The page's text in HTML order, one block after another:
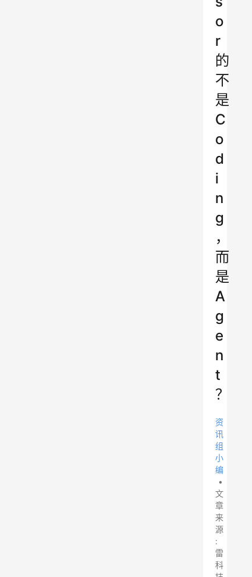
o
r
的
不
是
C
o
d
i
n
g
，
而
是
A
g
e
n
t
？
资
讯
组
小
编
•
文
章
来
源
:
雷
科